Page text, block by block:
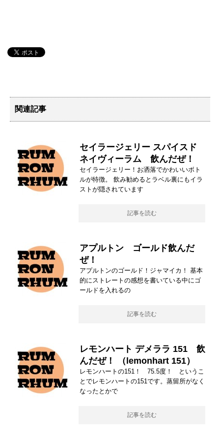
関連記事
セイラージェリー スパイスド
ネイヴィーラム 飲んだぜ！
セイラージェリー！お洒落でかわいいボト
ルが特徴。 飲み勧めるとラベル裏にもイラ
ストが隠されています
記事を読む
アプルトン ゴールド飲んだ
ぜ！
アプルトンのゴールド！ジャマイカ！ 基本
的にストレートの感想を書いている中にゴ
ールドを入れるの
記事を読む
レモンハート デメララ 151 飲
んだぜ！ （lemonhart 151）
レモンハートの151！ 75.5度！ というこ
とでレモンハートの151です。蒸留所がなく
なったとかで
記事を読む